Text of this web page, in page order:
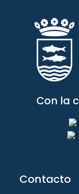
Con la
Contacto